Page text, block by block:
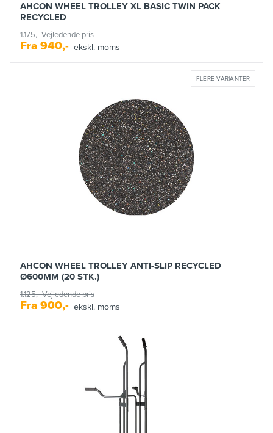
AHCON WHEEL TROLLEY XL BASIC TWIN PACK
RECYCLED
1.175,-Vejledende pris
Fra 940,- ekskl. moms
AHCON WHEEL TROLLEY ANTI-SLIP RECYCLED
Ø600MM (20 STK.)
1.125,-Vejledende pris
Fra 900,- ekskl. moms
FLERE VARIANTER